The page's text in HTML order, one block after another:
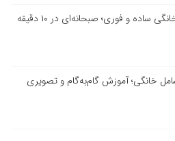
ساده و فوری؛ صبحانه‌ای در ۱۰ دقیقه
خانگی؛ آموزش گام‌به‌گام و تصویری